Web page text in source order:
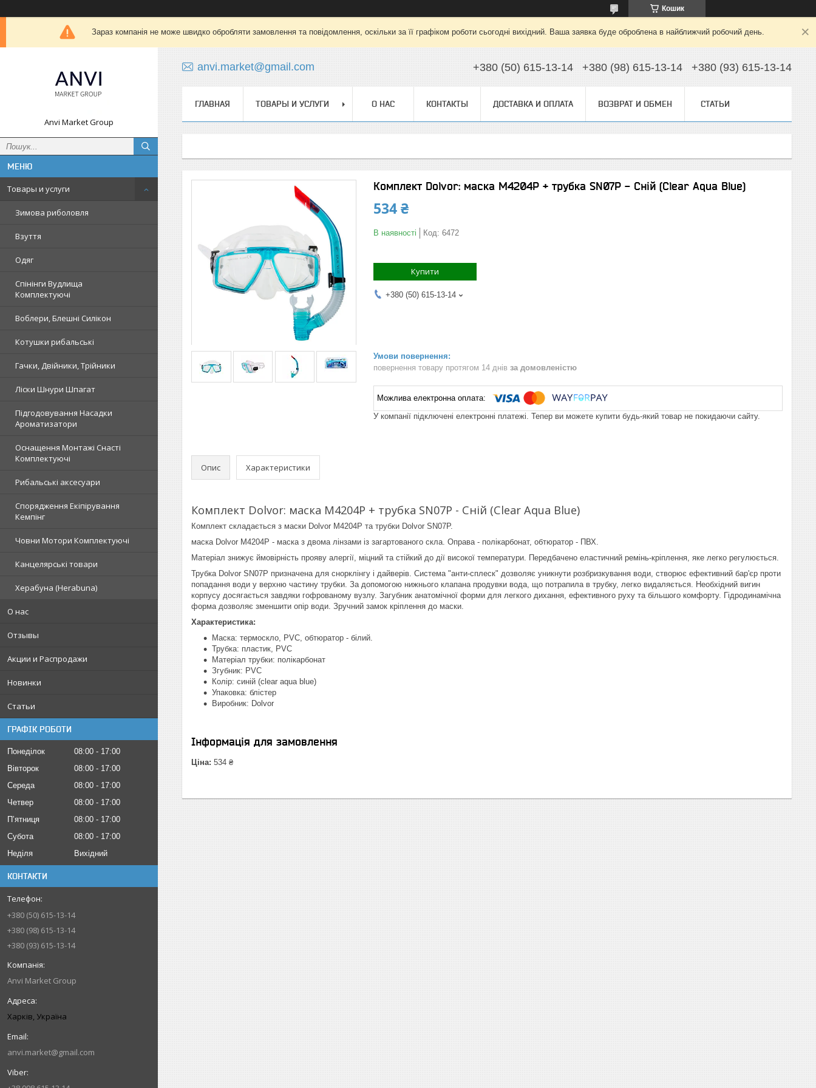
Кошик
Зараз компанія не може швидко обробляти замовлення та повідомлення, оскільки за її графіком роботи сьогодні вихідний. Ваша заявка буде оброблена в найближчий робочий день.
Anvi Market Group
Товары и услуги
Зимова риболовля
Взуття
Одяг
Спінінги Вудлища
Комплектуючі
Воблери, Блешні Силікон
Котушки рибальські
Гачки, Двійники, Трійники
Ліски Шнури Шпагат
Підгодовування Насадки
Ароматизатори
Оснащення Монтажі Снасті
Комплектуючі
Рибальські аксесуари
Спорядження Екіпірування
Кемпінг
Човни Мотори Комплектуючі
Канцелярські товари
Херабуна (Herabuna)
О нас
Отзывы
Акции и Распродажи
Новинки
Статьи
ГРАФІК РОБОТИ
Понеділок 08:00
17:00
Вівторок
08:00
17:00
Середа
08:00
17:00
Четвер
08:00
17:00
Пʼятниця
08:00
17:00
Субота
08:00
17:00
Неділя
Вихідний
КОНТАКТИ
+380 (50) 615-13-14
+380 (98) 615-13-14
+380 (93) 615-13-14
Anvi Market Group
Харків, Україна
anvi.market@gmail.com
anvi.market@gmail.com +380 (50) 615-13-14 +380 (98) 615-13-14 +380 (93) 615-13-14
ГЛАВНАЯ ТОВАРЫ И УСЛУГИ О НАС КОНТАКТЫ ДОСТАВКА И ОПЛАТА ВОЗВРАТ И ОБМЕН СТАТЬИ
Комплект Dolvor: маска M4204P + трубка SN07P - Сній (Clear Aqua Blue)
534 ₴
В наявності Код: 6472
Купити
+380 (50) 615-13-14
повернення товару протягом 14 днів за домовленістю
У компанії підключені електронні платежі. Тепер ви можете купити будь-який товар не покидаючи сайту.
Опис Характеристики
Комплект Dolvor: маска M4204P + трубка SN07P - Сній (Clear Aqua Blue)
Комплект складається з маски Dolvor M4204P та трубки Dolvor SN07P.
маска Dolvor M4204P - маска з двома лінзами із загартованого скла. Оправа - полікарбонат, обтюратор - ПВХ.
Матеріал знижує ймовірність прояву алергії, міцний та стійкий до дії високої температури. Передбачено еластичний ремінь-кріплення, яке легко регулюється.
Трубка Dolvor SN07P призначена для снорклінгу і дайверів. Система "анти-сплеск" дозволяє уникнути розбризкування води, створює ефективний бар'єр проти
попадання води у верхню частину трубки. За допомогою нижнього клапана продувки вода, що потрапила в трубку, легко видаляється. Необхідний вигин
корпусу досягається завдяки гофрованому вузлу. Загубник анатомічної форми для легкого дихання, ефективного руху та більшого комфорту. Гідродинамічна
форма дозволяє зменшити опір води. Зручний замок кріплення до маски.
Характеристика:
Маска: термоскло, PVC, обтюратор - білий.
Трубка: пластик, PVC
Матеріал трубки: полікарбонат
Згубник: PVC
Колір: синій (clear aqua blue)
Упаковка: блістер
Виробник: Dolvor
Інформація для замовлення
Ціна: 534 ₴